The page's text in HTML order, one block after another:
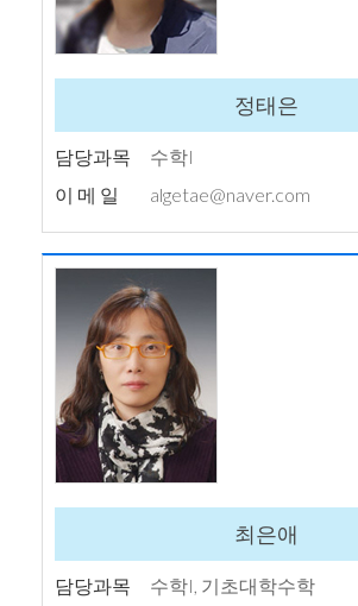
정태은
담당과목
수학I
이 메 일
algetae@naver.com
최은애
담당과목
수학I, 기초대학수학